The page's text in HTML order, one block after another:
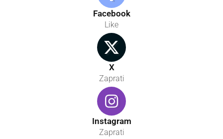
Facebook
Like
X
Zaprati
Instagram
Zaprati